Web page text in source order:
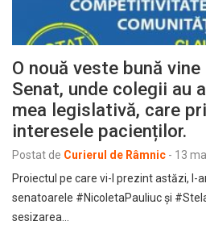
O nouă veste bună
Senat, unde colegii au
mea legislativă, care
interesele pacienților.
Postat de Curierul de Râmnic - 13
Proiectul pe care vi-l prezint astăzi, l-
senatoarele #NicoletaPauliuc și
sesizarea…